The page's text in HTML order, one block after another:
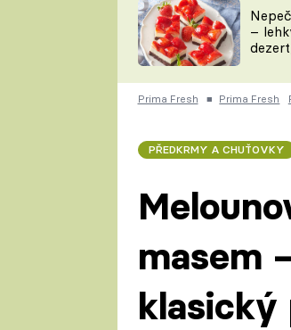
–
Prima Fresh ■ Prima Fresh
PŘEDKRMY A CHUŤOVKY
masem
klasický